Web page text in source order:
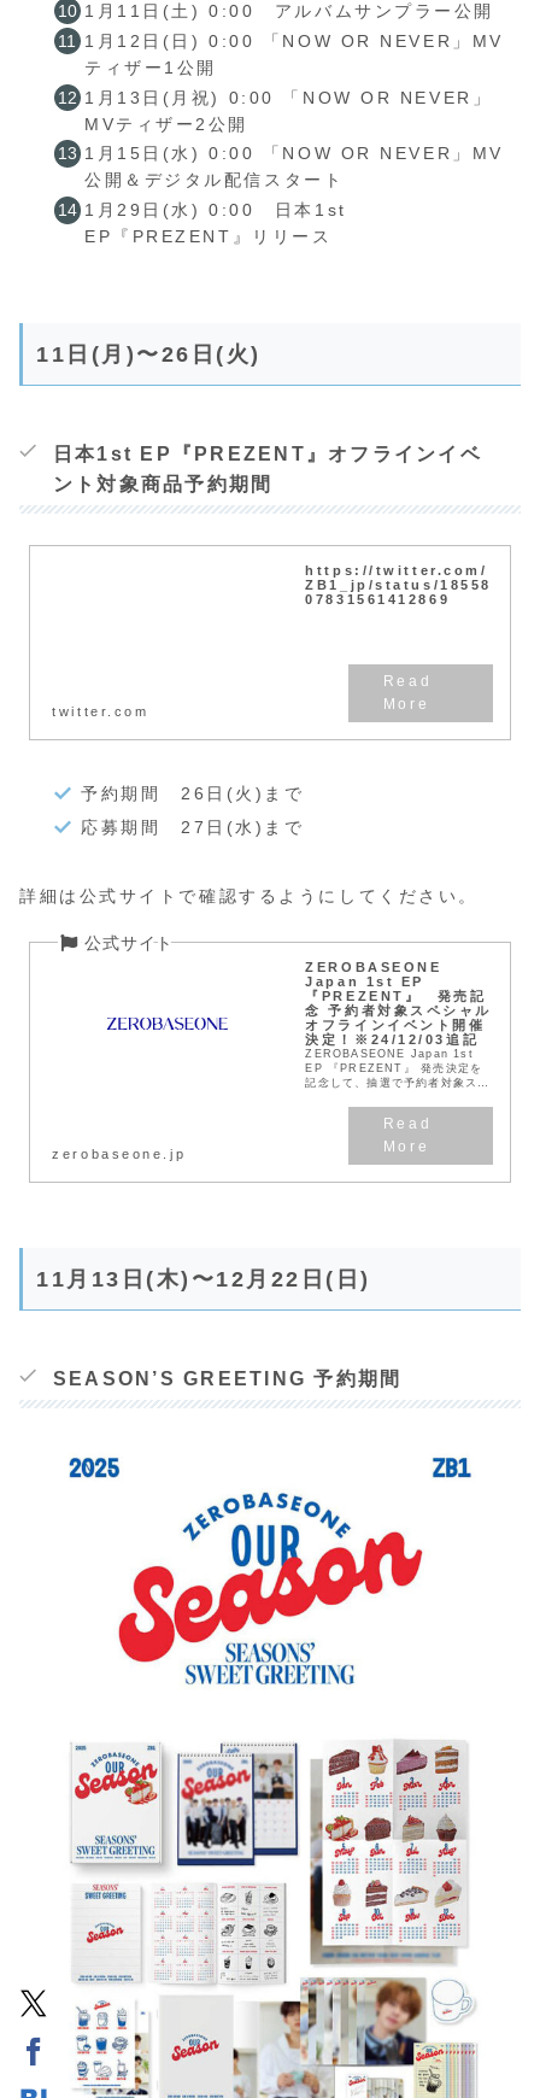
1月11日(土) 0:00 アルバムサンプラー公開
1月12日(日) 0:00 「NOW OR NEVER」MV
ティザー1公開
1月13日(月祝) 0:00 「NOW OR NEVER」
MVティザー2公開
1月15日(水) 0:00 「NOW OR NEVER」MV
公開＆デジタル配信スタート
1月29日(水) 0:00 日本1st
EP『PREZENT』リリース
11日(月)〜26日(火)
日本1st EP『PREZENT』オフラインイベ
ント対象商品予約期間
https://twitter.com/
ZB1_jp/status/18558
07831561412869
twitter.com
予約期間 26日(火)まで
応募期間 27日(水)まで
詳細は公式サイトで確認するようにしてください。
ZEROBASEONE
Japan 1st EP
『PREZENT』 発売記
念 予約者対象スペシャル
オフラインイベント開催
決定！※24/12/03追記
ZEROBASEONE Japan 1st
EP 『PREZENT』 発売決定を
記念して、抽選で予約者対象スペ
Sony Music Shopの...
zerobaseone.jp
11月13日(木)〜12月22日(日)
SEASON’S GREETING 予約期間